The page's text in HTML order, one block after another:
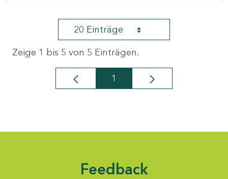
20 Einträge
Zeige 1 bis 5 von 5 Einträgen.
Seite
1
Feedback